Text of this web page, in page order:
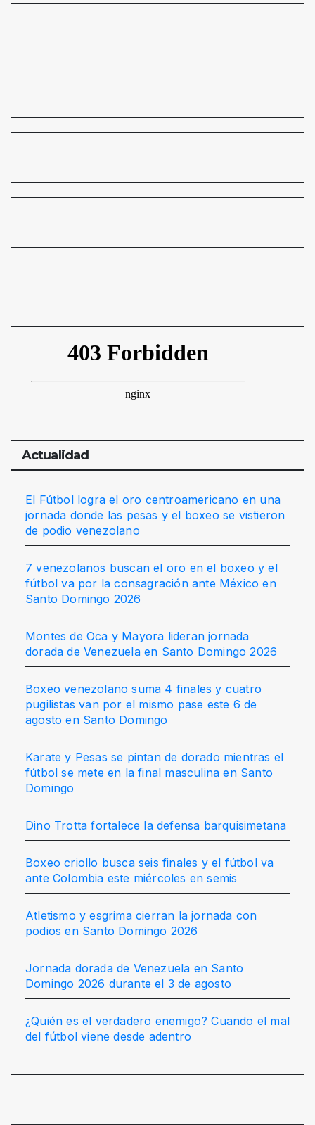
Actualidad
El Fútbol logra el oro centroamericano en una
jornada donde las pesas y el boxeo se vistieron
de podio venezolano
7 venezolanos buscan el oro en el boxeo y el
fútbol va por la consagración ante México en
Santo Domingo 2026
Montes de Oca y Mayora lideran jornada
dorada de Venezuela en Santo Domingo 2026
Boxeo venezolano suma 4 finales y cuatro
pugilistas van por el mismo pase este 6 de
agosto en Santo Domingo
Karate y Pesas se pintan de dorado mientras el
fútbol se mete en la final masculina en Santo
Domingo
Dino Trotta fortalece la defensa barquisimetana
Boxeo criollo busca seis finales y el fútbol va
ante Colombia este miércoles en semis
Atletismo y esgrima cierran la jornada con
podios en Santo Domingo 2026
Jornada dorada de Venezuela en Santo
Domingo 2026 durante el 3 de agosto
¿Quién es el verdadero enemigo? Cuando el mal
del fútbol viene desde adentro